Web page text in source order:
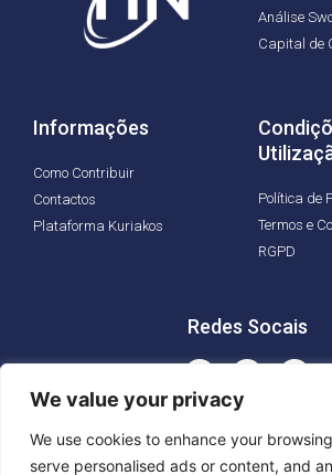
We value your privacy
We use cookies to enhance your
serve personalised ads or content, and
Análise
Capital de
Informações
Como Contribuir
Contactos
Plataforma Kuriakos
Política de
Termos e
RGPD
Redes Socais